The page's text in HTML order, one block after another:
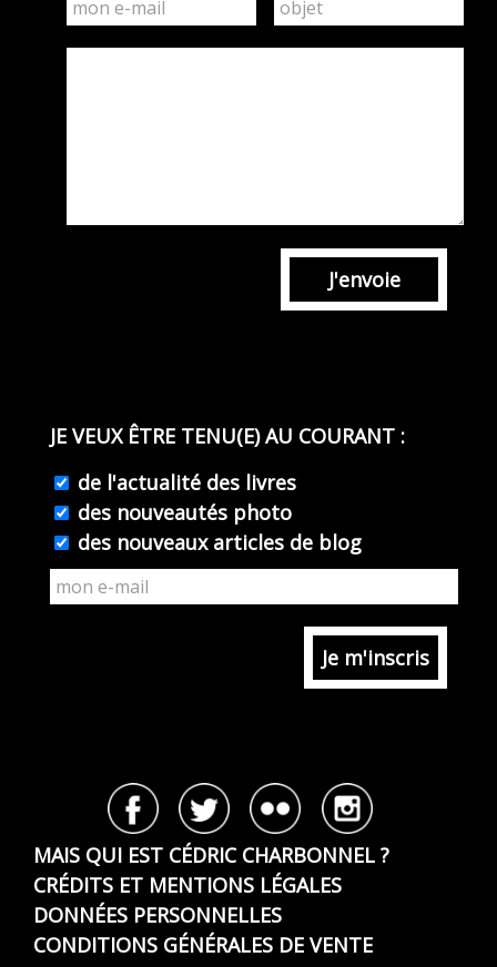
J'envoie
JE VEUX ÊTRE TENU(E) AU COURANT :
de l'actualité des livres
des nouveautés photo
des nouveaux articles de blog
MAIS QUI EST CÉDRIC CHARBONNEL ?
CRÉDITS ET MENTIONS LÉGALES
DONNÉES PERSONNELLES
CONDITIONS GÉNÉRALES DE VENTE